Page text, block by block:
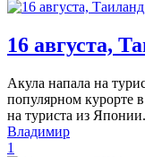
16 августа,
Акула напала на
популярном курорте
на туриста из Японии.
Владимир
1